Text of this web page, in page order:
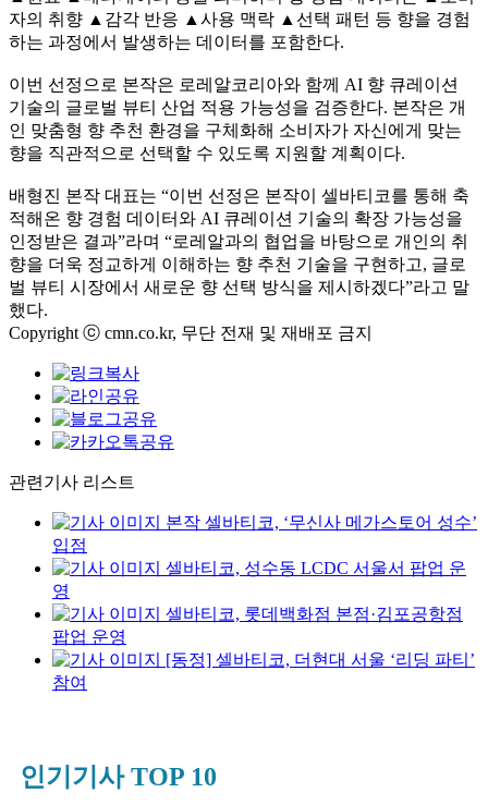
자의 취향 ▲감각 반응 ▲사용 맥락 ▲선택 패턴 등 향을 경험
하는 과정에서 발생하는 데이터를 포함한다.
이번 선정으로 본작은 로레알코리아와 함께 AI 향 큐레이션
기술의 글로벌 뷰티 산업 적용 가능성을 검증한다. 본작은 개
인 맞춤형 향 추천 환경을 구체화해 소비자가 자신에게 맞는
향을 직관적으로 선택할 수 있도록 지원할 계획이다.
배형진 본작 대표는 “이번 선정은 본작이 셀바티코를 통해 축
적해온 향 경험 데이터와 AI 큐레이션 기술의 확장 가능성을
인정받은 결과”라며 “로레알과의 협업을 바탕으로 개인의 취
향을 더욱 정교하게 이해하는 향 추천 기술을 구현하고, 글로
벌 뷰티 시장에서 새로운 향 선택 방식을 제시하겠다”라고 말
했다.
Copyright ⓒ cmn.co.kr, 무단 전재 및 재배포 금지
관련기사 리스트
본작 셀바티코, ‘무신사 메가스토어 성수’
입점
셀바티코, 성수동 LCDC 서울서 팝업 운
영
셀바티코, 롯데백화점 본점·김포공항점
팝업 운영
[동정] 셀바티코, 더현대 서울 ‘리딩 파티’
참여
인기기사 TOP 10